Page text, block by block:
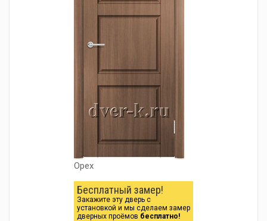
Орех
Бесплатный замер!
Закажите эту дверь с
установкой и мы сделаем замер
дверных проёмов бесплатно!